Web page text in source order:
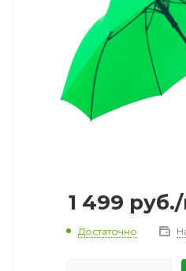
1 499 руб.
Достаточно